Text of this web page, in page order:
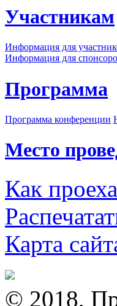
Участникам
Информация для
Информация для
Программа
Программа конференции
Место
Как
Карта
© 2018,